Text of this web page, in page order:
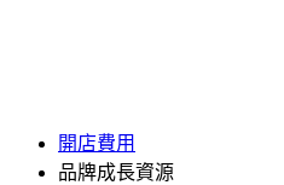
開店費用
品牌成長資源